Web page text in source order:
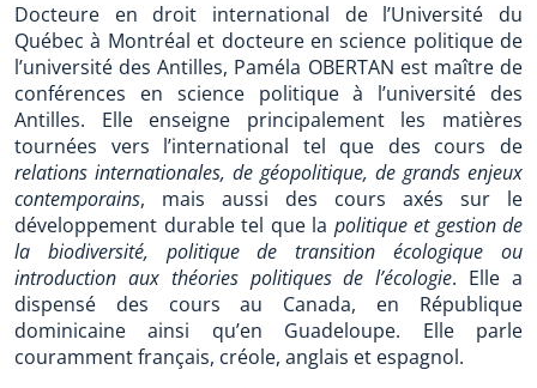
Docteure en droit international de l’Université du
Québec à Montréal et docteure en science politique de
l’université des Antilles, Paméla OBERTAN est maître de
conférences en science politique à l’université des
Antilles. Elle enseigne principalement les matières
tournées vers l’international tel que des cours de
relations internationales, de géopolitique, de grands enjeux
contemporains, mais aussi des cours axés sur le
développement durable tel que la politique et gestion de
la biodiversité, politique de transition écologique ou
introduction aux théories politiques de l’écologie. Elle a
dispensé des cours au Canada, en République
dominicaine ainsi qu’en Guadeloupe. Elle parle
couramment français, créole, anglais et espagnol.